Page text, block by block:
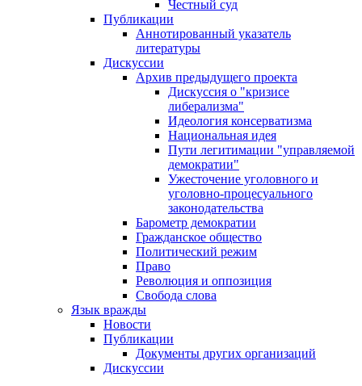
Честный суд
Публикации
Аннотированный указатель
литературы
Дискуссии
Архив предыдущего проекта
Дискуссия о "кризисе
либерализма"
Идеология консерватизма
Национальная идея
Пути легитимации "управляемой
демократии"
Ужесточение уголовного и
уголовно-процесуального
законодательства
Барометр демократии
Гражданское общество
Политический режим
Право
Революция и оппозиция
Свобода слова
Язык вражды
Новости
Публикации
Документы других организаций
Дискуссии